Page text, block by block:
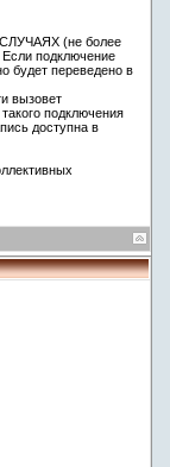
(не более
Если подключение
будет переведено в
вызовет
подключения
доступна в